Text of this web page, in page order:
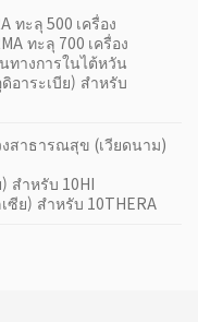
ทะลุ 500 เครื่อง
ทะลุ 700 เครื่อง
ทางการในไต้หวัน
อาระเบีย) สำหรับ
สาธารณสุข (เวียดนาม)
สำหรับ 10HI
ซีย) สำหรับ 10THERA